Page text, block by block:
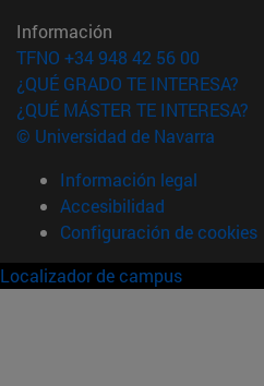
Información
TFNO +34 948 42 56 00
¿QUÉ GRADO TE INTERESA?
¿QUÉ MÁSTER TE INTERESA?
© Universidad de Navarra
Información legal
Accesibilidad
Configuración de cookies
Localizador de campus